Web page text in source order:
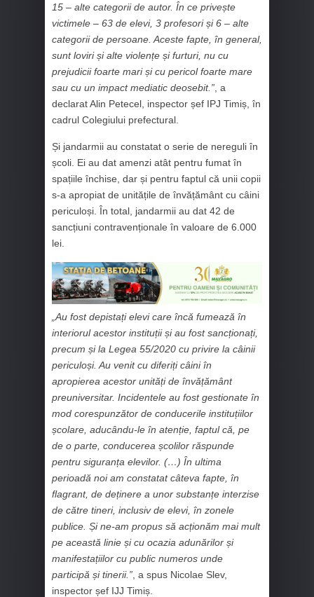
15 – alte categorii de autor. În ce privește
victimele – 63 de elevi, 3 profesori și 6 – alte
categorii de persoane. Aceste fapte, în general,
sunt loviri și alte violențe și furturi, nu cu
prejudicii foarte mari și cu pericol foarte mare
sau cu un impact mediatic deosebit.” , a
declarat Alin Petecel, inspector șef IPJ Timiș, în
cadrul Colegiului prefectural.
Și jandarmii au constatat o serie de nereguli în
școli. Ei au dat amenzi atât pentru fumat în
spațiile închise, dar și pentru faptul că unii copii
s-a apropiat de unitățile de învățământ cu câini
periculoși. În total, jandarmii au dat 42 de
sancțiuni contravenționale în valoare de 6.000
lei.
„Au fost depistați elevi care încă fumează în
interiorul acestor instituții și au fost sancționați,
precum și la Legea 55/2020 cu privire la câinii
periculoși. Au venit cu diferiți câini în
apropierea acestor unități de învățământ
preuniversitar. Incidentele au fost gestionate în
mod corespunzător de conducerile instituțiilor
școlare, aducându-le în atenție, faptul că, pe
de o parte, conducerea școlilor răspunde
pentru siguranța elevilor. (…) În ultima
perioadă noi am constatat câteva fapte, în
flagrant, de deținere a unor substanțe interzise
de către tineri, inclusiv de elevi, în zonele
publice. Și ne-am propus să acționăm mai mult
pe această linie și cu ocazia adunărilor și
manifestațiilor cu public numeros unde
participă și tinerii.” , a spus Nicolae Slev,
inspector șef IJJ Timiș.